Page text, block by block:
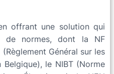
offrant une solution qui
de normes, dont la NF
Général sur les
le NIBT (Norme